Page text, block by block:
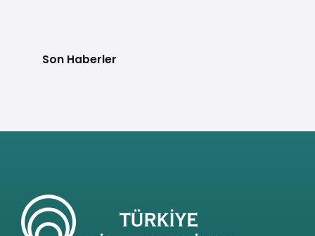
Son Haberler